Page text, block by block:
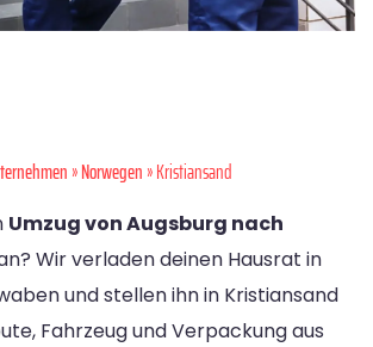
»Norwegen» Kristiansand
Umzug von Augsburg nach
Wir verladen deinen Hausrat in
und stellen ihn in Kristiansand
Fahrzeug und Verpackung aus